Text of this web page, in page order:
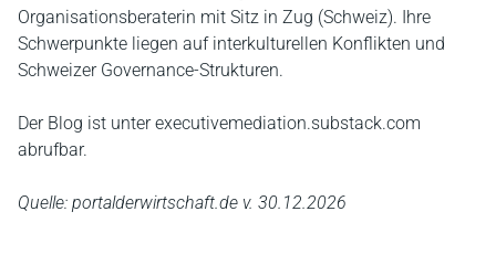
Organisationsberaterin mit Sitz in Zug (Schweiz). Ihre
Schwerpunkte liegen auf interkulturellen Konflikten und
Schweizer Governance‑Strukturen.
Der Blog ist unter executivemediation.substack.com
abrufbar.
Quelle: portalderwirtschaft.de v. 30.12.2026